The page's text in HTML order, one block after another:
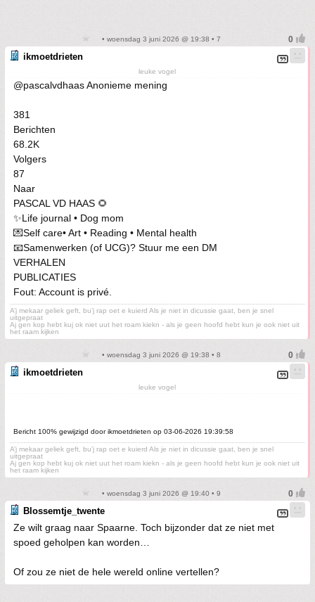
• woensdag 3 juni 2026 @ 19:38 • 7
ikmoetdrieten
leuke vogel
@pascalvdhaas Anonieme mening
381
Berichten
68.2K
Volgers
87
Naar
PASCAL VD HAAS 🌻
✨Life journal • Dog mom
💌Self care• Art • Reading • Mental health
📧Samenwerken (of UCG)? Stuur me een DM
VERHALEN
PUBLICATIES
Fout: Account is privé.
A’j mekaar geliek geft, bu’j rap oet e kuierd Als je niet in dicussie gaat, ben je snel
uitgepraat
Aj gen kop hebt kuj ok niet uut het roam kiekn - als je geen hoofd hebt kun je ook niet uit
het raam kijken
• woensdag 3 juni 2026 @ 19:38 • 8
ikmoetdrieten
leuke vogel
Bericht 100% gewijzigd door ikmoetdrieten op 03-06-2026 19:39:58
A’j mekaar geliek geft, bu’j rap oet e kuierd Als je niet in dicussie gaat, ben je snel
uitgepraat
Aj gen kop hebt kuj ok niet uut het roam kiekn - als je geen hoofd hebt kun je ook niet uit
het raam kijken
• woensdag 3 juni 2026 @ 19:40 • 9
Blossemtje_twente
Ze wilt graag naar Spaarne. Toch bijzonder dat ze niet met
spoed geholpen kan worden…
Of zou ze niet de hele wereld online vertellen?